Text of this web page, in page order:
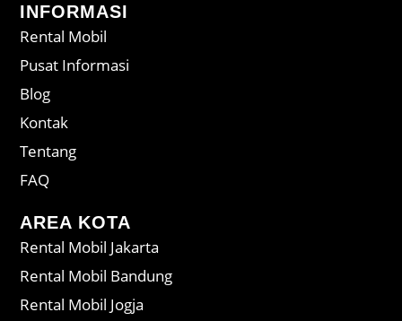
INFORMASI
Rental Mobil
Pusat Informasi
Blog
Kontak
Tentang
FAQ
AREA KOTA
Rental Mobil Jakarta
Rental Mobil Bandung
Rental Mobil Jogja